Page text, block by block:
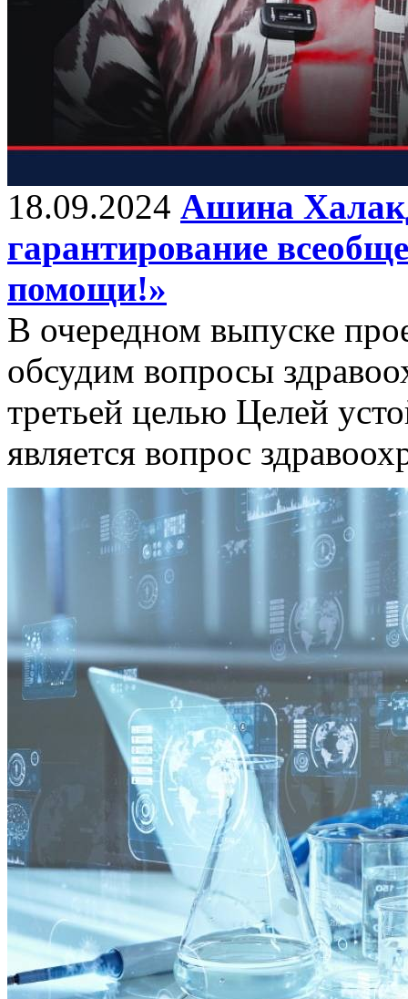
18.09.2024 Ашина
гарантирование
помощи!»
В очередном выпуске
обсудим вопросы
третьей целью Целей
является вопрос